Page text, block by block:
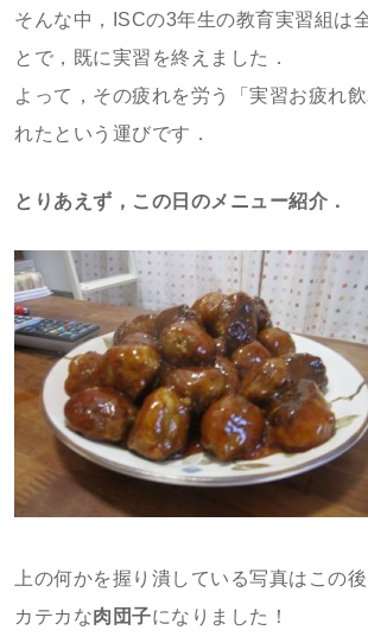
そんな中，ISCの3年生の教育実習組は
とで，既に実習を終えました．
よって，その疲れを労う「実習お疲れ
れたという運びです．
とりあえず，この日のメニュー紹介．
上の何かを握り潰している写真はこの
カテカな肉団子になりました！